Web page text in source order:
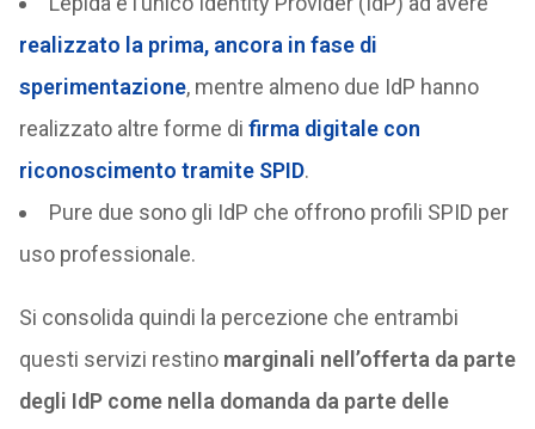
realizzato la prima, ancora in fase di
sperimentazione, mentre almeno due IdP hanno
realizzato altre forme di firma digitale con
riconoscimento tramite SPID.
Pure due sono gli IdP che offrono profili SPID per
uso professionale.
Si consolida quindi la percezione che entrambi
questi servizi restino marginali nell’offerta da parte
degli IdP come nella domanda da parte delle